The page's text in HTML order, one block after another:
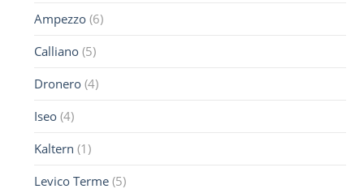
Ampezzo (6)
Calliano (5)
Dronero (4)
Iseo (4)
Kaltern (1)
Levico Terme (5)